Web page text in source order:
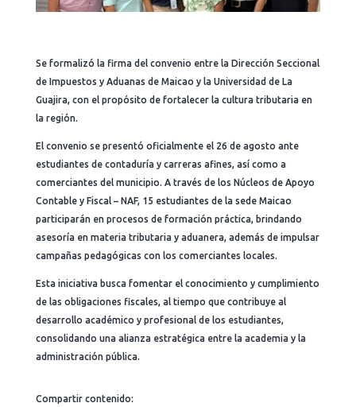
Se formalizó la firma del convenio entre la Dirección Seccional
de Impuestos y Aduanas de Maicao y la Universidad de La
Guajira, con el propósito de fortalecer la cultura tributaria en
la región.
El convenio se presentó oficialmente el 26 de agosto ante
estudiantes de contaduría y carreras afines, así como a
comerciantes del municipio. A través de los Núcleos de Apoyo
Contable y Fiscal – NAF, 15 estudiantes de la sede Maicao
participarán en procesos de formación práctica, brindando
asesoría en materia tributaria y aduanera, además de impulsar
campañas pedagógicas con los comerciantes locales.
Esta iniciativa busca fomentar el conocimiento y cumplimiento
de las obligaciones fiscales, al tiempo que contribuye al
desarrollo académico y profesional de los estudiantes,
consolidando una alianza estratégica entre la academia y la
administración pública.
Compartir contenido: